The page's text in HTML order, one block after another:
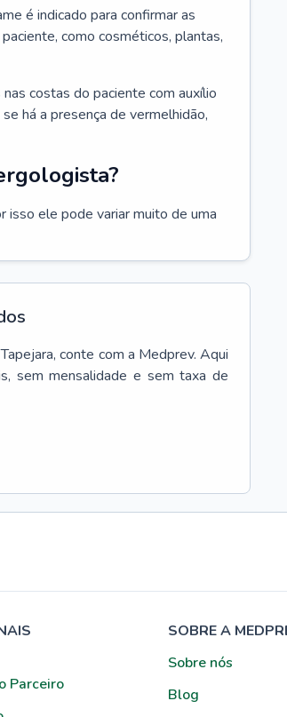
é indicado para confirmar as
como cosméticos, plantas,
costas do paciente com auxílio
há a presença de vermelhidão,
isso ele pode variar muito de uma
Tapejara, conte com a Medprev. Aqui
sem mensalidade e sem taxa de
Parceiro
SOBRE A
Sobre nós
Blog